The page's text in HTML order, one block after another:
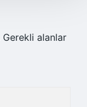
Gerekli alanlar